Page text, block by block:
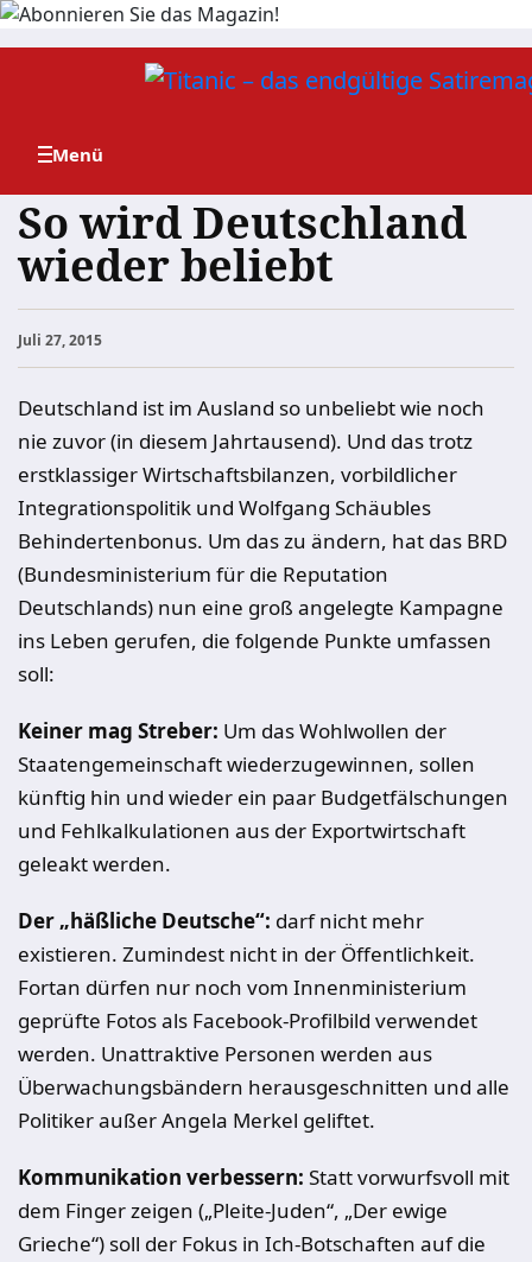
Zum
So wird Deutschland
wieder beliebt
Juli 27, 2015
Deutschland ist im Ausland so unbeliebt wie noch
nie zuvor (in diesem Jahrtausend). Und das trotz
erstklassiger Wirtschaftsbilanzen, vorbildlicher
Integrationspolitik und Wolfgang Schäubles
Behindertenbonus. Um das zu ändern, hat das BRD
(Bundesministerium für die Reputation
Deutschlands) nun eine groß angelegte Kampagne
ins Leben gerufen, die folgende Punkte umfassen
soll:
Keiner mag Streber: Um das Wohlwollen der
Staatengemeinschaft wiederzugewinnen, sollen
künftig hin und wieder ein paar Budgetfälschungen
und Fehlkalkulationen aus der Exportwirtschaft
geleakt werden.
Der „häßliche Deutsche“: darf nicht mehr
existieren. Zumindest nicht in der Öffentlichkeit.
Fortan dürfen nur noch vom Innenministerium
geprüfte Fotos als Facebook-Profilbild verwendet
werden. Unattraktive Personen werden aus
Überwachungsbändern herausgeschnitten und alle
Politiker außer Angela Merkel geliftet.
Kommunikation verbessern: Statt vorwurfsvoll mit
dem Finger zeigen („Pleite-Juden“, „Der ewige
Grieche“) soll der Fokus in Ich-Botschaften auf die